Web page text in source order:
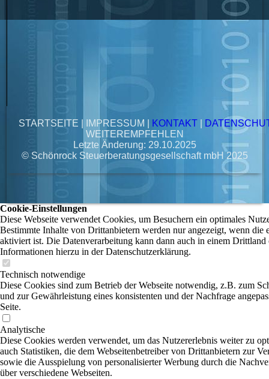
STARTSEITE IMPRESSUM KONTAKT
WEITEREMPFEHLEN
Letzte Änderung: 29.10.2025
© Schönrock Steuerberatungsgesellschaft mbH 2025
Cookie-Einstellungen
Diese Webseite verwendet Cookies, um Besuchern ein optimales
Bestimmte Inhalte von Drittanbietern werden nur angezeigt, wenn die
aktiviert ist. Die Datenverarbeitung kann dann auch in einem Drittland
Informationen hierzu in der Datenschutzerklärung.
Technisch notwendige
Diese Cookies sind zum Betrieb der Webseite notwendig, z.B. zum
und zur Gewährleistung eines konsistenten und der Nachfrage
Seite.
Analytische
Diese Cookies werden verwendet, um das Nutzererlebnis weiter zu
auch Statistiken, die dem Webseitenbetreiber von Drittanbietern zur
sowie die Ausspielung von personalisierter Werbung durch die
über verschiedene Webseiten.